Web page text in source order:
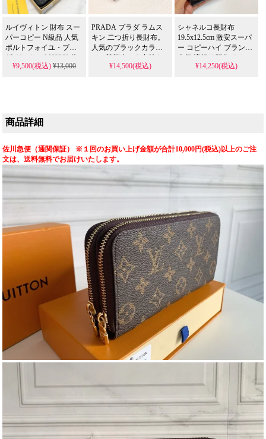
ルイヴィトン 財布 スー
パーコピー N級品 人気
ポルトフォイユ・ブラ
ザ ガストン M69260 格
安。メンズ向けコンパ
テムです。
¥9,500(税込)¥13,000
PRADA プラダ ラムス
キン 二つ折り長財布。
人気のブラックカラー
で、芸能人にも支持さ
れる19x10cmの実用的な
¥14,500(税込)
シャネルコ長財布
19.5x12.5cm 激安スーパ
ー コピーハイ ブランド
人気 流行り新作 おしゃ
れレディース人気送料
¥14,250(税込)
商品詳細
佐川急便（通関保証） ※１回のお買い上げ金額が合計10,000円(税込)以上のご注
文は、送料無料でお届けいたします。